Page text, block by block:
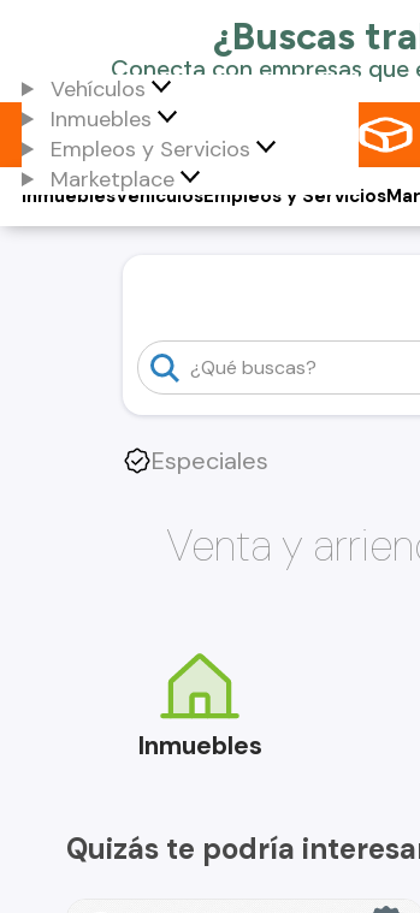
Vehículos
Inmuebles
Empleos y Servicios
Marketplace
Vehículos
Inmuebles Empleos y Servicios
Especiales
Venta y
Inmuebles
Quizás te podría